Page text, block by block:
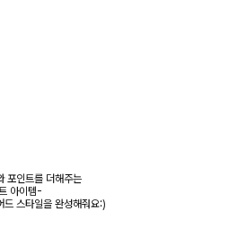
포인트를 더해주는
아이템-
드 스타일을 완성해줘요:)